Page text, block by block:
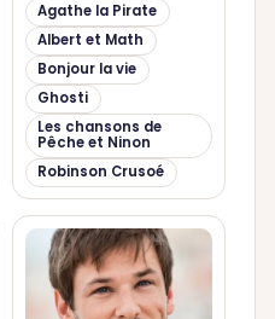
Agathe la Pirate
Albert et Math
Bonjour la vie
Ghosti
Les chansons de
Pêche et Ninon
Robinson Crusoé